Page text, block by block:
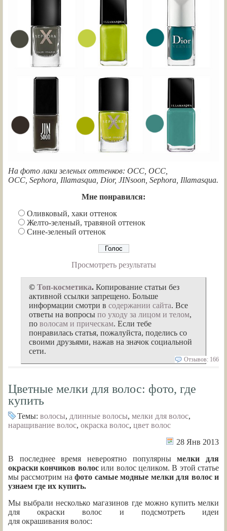
На фото лаки зеленых оттенков: OCC, OCC,
OCC, Sephora, Illamasqua, Dior, JINsoon, Sephora, Illamasqua.
Мне понравился:
Оливковый, хаки оттенок
Желто-зеленый, травяной оттенок
Сине-зеленый оттенок
Просмотреть результаты
© Топ-косметика. Копирование статьи без
активной ссылки запрещено. Больше
информации смотри в содержании сайта. Все
ответы на вопросы по уходу за лицом и телом,
по волосам и прическам. Если тебе
понравилась статья, пожалуйста, поделись со
своими друзьями, нажав на значок социальной
сети.
Отзывов: 166
Цветные мелки для волос: фото, где
купить
Темы: волосы, длинные волосы, мелки для волос,
наращивание волос, окраска волос, цвет волос
28 Янв 2013
В последнее время невероятно популярнымелки для
окраски кончиков волосили волос целиком. В этой статье
мы рассмотрим нафото самые модные мелки для волос и
узнаем где их купить.
Мы выбрали несколько магазинов где можно купить мелки
для окраски волос и подсмотреть идеи
для окрашивания волос: